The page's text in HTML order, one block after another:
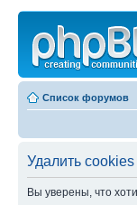
Список форумов
Удалить
Вы уверены, что